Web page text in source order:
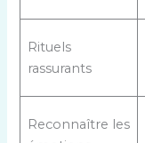
Rituels
rassurants
Reconnaître les